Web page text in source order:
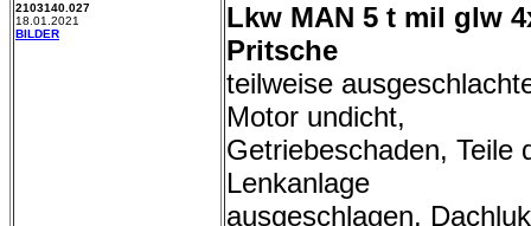
2103140.027
18.01.2021
BILDER
Lkw MAN 5 t mil glw
Pritsche
teilweise
Motor undicht,
Getriebeschaden, Teile
Lenkanlage
ausgeschlagen,